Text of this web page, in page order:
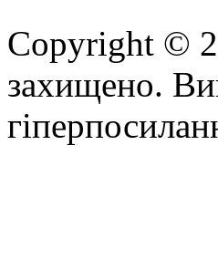
Copyright ©
захищено.